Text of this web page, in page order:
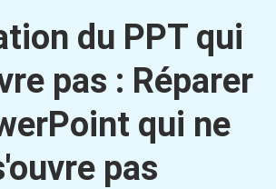
du PPT qui
pas : Réparer
qui ne
pas